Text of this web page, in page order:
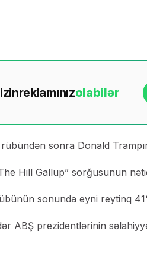
reklamınızolabilər
sonra Donald
Hill Gallup” sorğusunun
sonunda eyni reytinq
ABŞ prezidentlərinin